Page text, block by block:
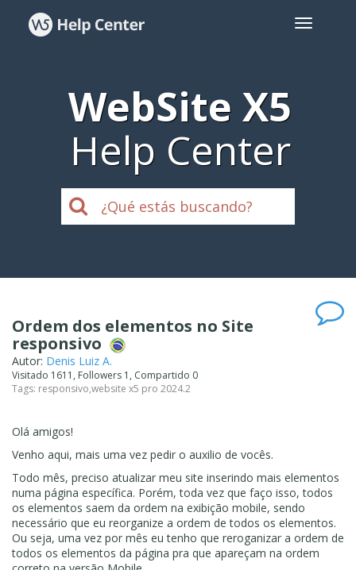
WebSite X5
Help Center
Ordem dos elementos no Site
responsivo
Autor: Denis Luiz A.
Visitado 1611, Followers 1, Compartido 0
Tags: responsivo,website x5 pro 2024.2
Olá amigos!
Venho aqui, mais uma vez pedir o auxilio de vocês.
Todo mês, preciso atualizar meu site inserindo mais elementos
numa página específica. Porém, toda vez que faço isso, todos
os elementos saem da ordem na exibição mobile, sendo
necessário que eu reorganize a ordem de todos os elementos.
Ou seja, uma vez por mês eu tenho que reroganizar a ordem de
todos os elementos da página pra que apareçam na ordem